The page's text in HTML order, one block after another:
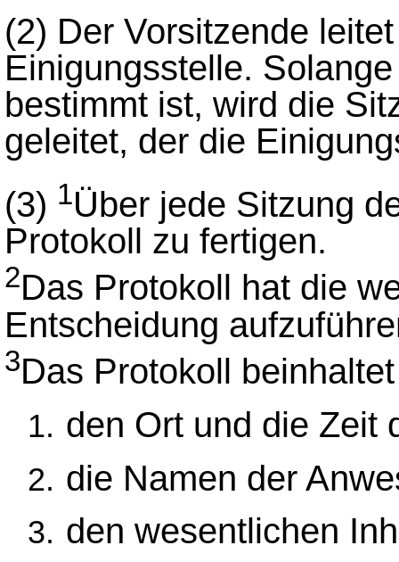
(2) Der Vorsitzende
Einigungsstelle.
bestimmt ist, wird die
geleitet, der die
(3) 1Über jede Sitzung
Protokoll zu fertigen.
2Das Protokoll hat die
Entscheidung
3Das Protokoll
den Ort und die Zeit
die Namen der
den wesentlichen